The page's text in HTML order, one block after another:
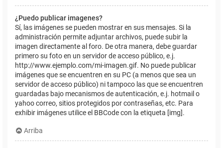
¿Puedo publicar imagenes?
Sí, las imágenes se pueden mostrar en sus mensajes. Si la
administración permite adjuntar archivos, puede subir la
imagen directamente al foro. De otra manera, debe guardar
primero su foto en un servidor de acceso público, e.j.
http://www.ejemplo.com/mi-imagen.gif. No puede publicar
imágenes que se encuentren en su PC (a menos que sea un
servidor de acceso público) ni tampoco las que se encuentren
guardadas bajo mecanismos de autenticación, e.j. hotmail o
yahoo correo, sitios protegidos por contraseñas, etc. Para
exhibir imágenes utilice el BBCode con la etiqueta [img].
Arriba